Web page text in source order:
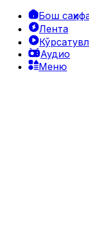
Бош
Лента
Аудио
Меню